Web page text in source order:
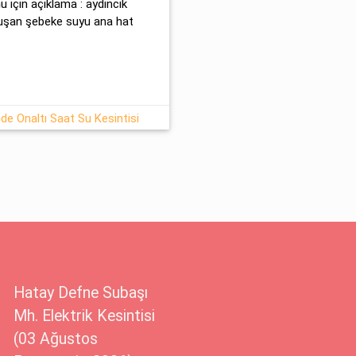
için açıklama : aydıncık
şebeke suyu ana hat
Onaltı Saat Su Kesintisi
Hatay Defne Subaşı
Mh. Elektrik Kesintisi
(03 Ağustos